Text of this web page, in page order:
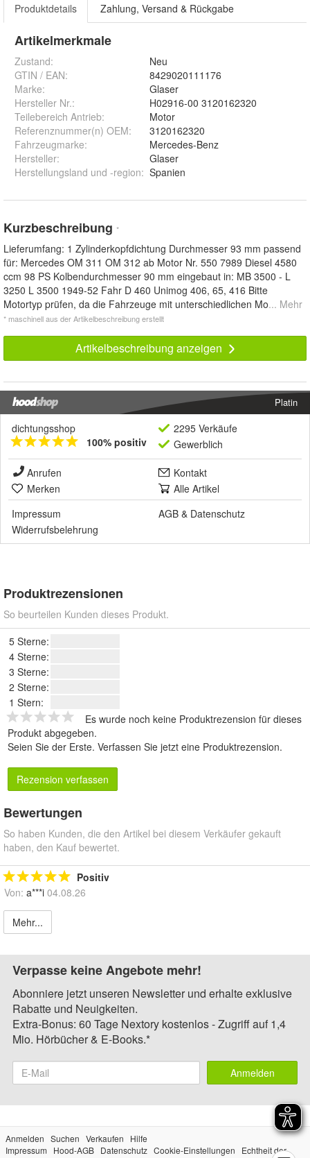
Produktdetails Zahlung, Versand & Rückgabe
Artikelmerkmale
Zustand:
Neu
GTIN / EAN:
8429020111176
Marke:
Glaser
Hersteller Nr.:
H02916-00 3120162320
Teilebereich Antrieb:
Motor
Referenznummer(n) OEM:
3120162320
Fahrzeugmarke:
Mercedes-Benz
Hersteller:
Glaser
Herstellungsland und -region: Spanien
Kurzbeschreibung *
Lieferumfang: 1 Zylinderkopfdichtung Durchmesser 93 mm passend
für: Mercedes OM 311 OM 312 ab Motor Nr. 550 7989 Diesel 4580
ccm 98 PS Kolbendurchmesser 90 mm eingebaut in: MB 3500 - L
3250 L 3500 1949-52 Fahr D 460 Unimog 406, 65, 416 Bitte
Motortyp prüfen, da die Fahrzeuge mit unterschiedlichen Mo... Mehr
* maschinell aus der Artikelbeschreibung erstellt
Artikelbeschreibung anzeigen
Platin
dichtungsshop
100% positiv
2295 Verkäufe
Gewerblich
Anrufen
Kontakt
Merken
Alle Artikel
Impressum
AGB & Datenschutz
Widerrufsbelehrung
Produktrezensionen
So beurteilen Kunden dieses Produkt.
5 Sterne:
4 Sterne:
3 Sterne:
2 Sterne:
1 Stern:
Es wurde noch keine Produktrezension für dieses
Produkt abgegeben.
Seien Sie der Erste. Verfassen Sie jetzt eine Produktrezension.
Rezension verfassen
Bewertungen
So haben Kunden, die den Artikel bei diesem Verkäufer gekauft
haben, den Kauf bewertet.
Positiv
Von: a***i 04.08.26
Mehr...
Verpasse keine Angebote mehr!
Abonniere jetzt unseren Newsletter und erhalte exklusive
Rabatte und Neuigkeiten.
Extra-Bonus: 60 Tage Nextory kostenlos - Zugriff auf 1,4
Mio. Hörbücher & E-Books.*
Anmelden
Anmelden Suchen Verkaufen
Hilfe
Impressum
Hood-AGB Datenschutz Cookie-Einstellungen
Echtheit der